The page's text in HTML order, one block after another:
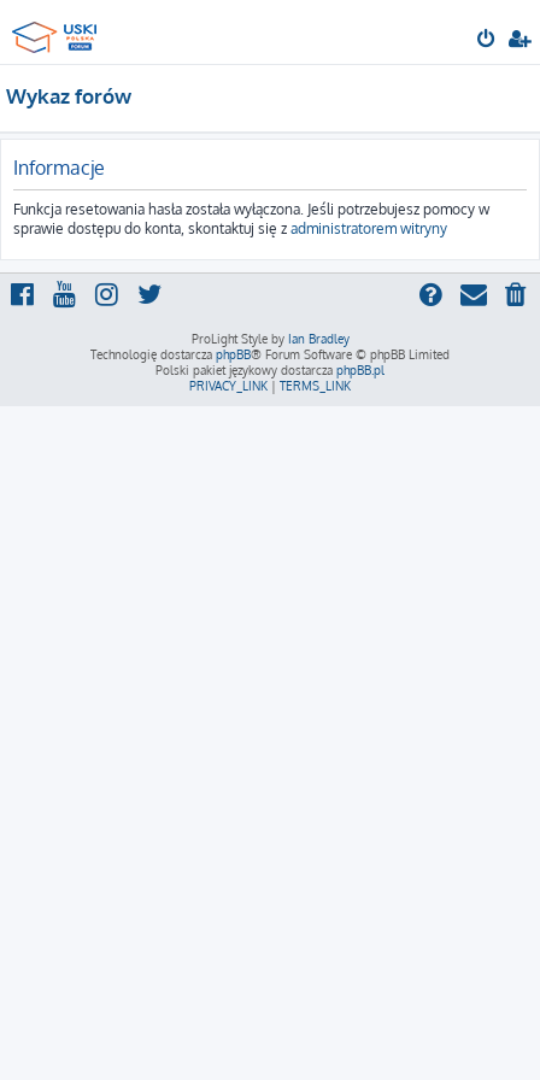
Wykaz forów
Informacje
Funkcja resetowania hasła została wyłączona. Jeśli potrzebujesz pomocy w
sprawie dostępu do konta, skontaktuj się z administratorem witryny
ProLight Style by Ian Bradley
Technologię dostarcza phpBB® Forum Software © phpBB Limited
Polski pakiet językowy dostarcza phpBB.pl
PRIVACY_LINK | TERMS_LINK